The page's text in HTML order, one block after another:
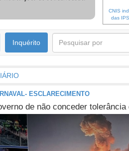
CNIS
das
Inquérito
ESCLARECIMENTO
de não conceder